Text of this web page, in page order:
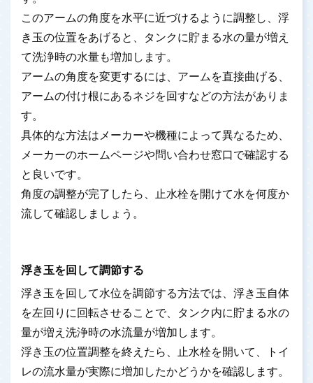
このアームの角度を水平に近づけるように調整し、浮
き玉の位置をあげると、タンクに貯まる水の量が増え
て洗浄時の水量も増加します。
アームの角度を変更するには、アームを直接曲げる、
アームの付け根にあるネジを回すなどの方法がありま
す。
具体的な方法はメーカーや機種によって異なるため、
メーカーのホームページや問い合わせ窓口で確認する
と良いです。
角度の調整が完了したら、止水栓を開けて水を何度か
流して確認しましょう。
浮き玉を回して調節する
浮き玉を回して水位を調節する方法では、浮き玉自体
を左回りに回転させることで、タンク内に貯まる水の
量が増え洗浄時の水流量が増加します。
浮き玉の位置調整を終えたら、止水栓を開いて、トイ
レの流水量が実際に増加したかどうかを確認します。